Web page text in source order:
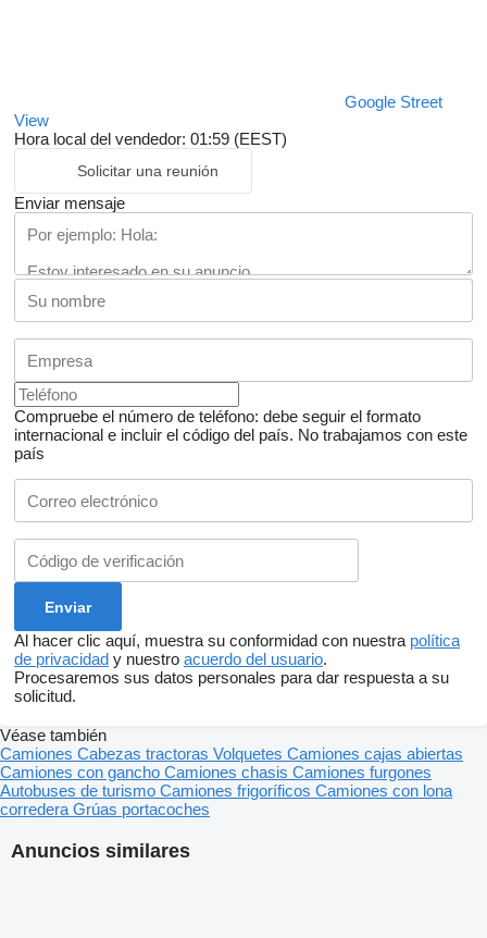
Google Street
View
Hora local del vendedor: 01:59 (EEST)
Solicitar una reunión
Enviar mensaje
Compruebe el número de teléfono: debe seguir el formato
internacional e incluir el código del país. No trabajamos con este
país
Al hacer clic aquí, muestra su conformidad con nuestra política
de privacidad y nuestro acuerdo del usuario.
Procesaremos sus datos personales para dar respuesta a su
solicitud.
Anuncios similares
Véase también
Camiones Cabezas tractoras Volquetes Camiones cajas abiertas
Camiones con gancho Camiones chasis Camiones furgones
Autobuses de turismo Camiones frigoríficos Camiones con lona
corredera Grúas portacoches